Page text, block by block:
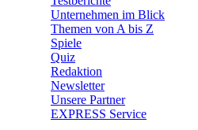
Unternehmen im Blick
Themen von A bis Z
Spiele
Quiz
Redaktion
Newsletter
Unsere Partner
EXPRESS Service